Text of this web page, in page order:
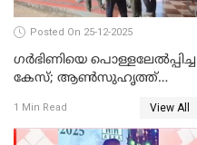
Posted On 25-12-2025
ഗര്‍ഭിണിയെ പൊള്ളലേല്‍പ്പിച്ച
കേസ്; ആണ്‍സുഹൃത്ത്
1 Min Read View All